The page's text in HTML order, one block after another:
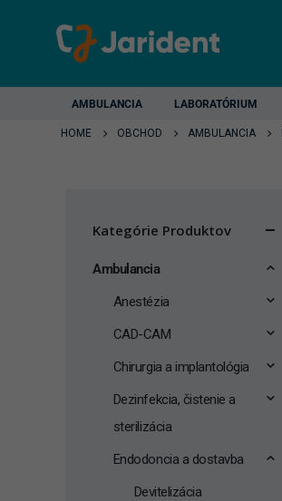
AMBULANCIA LABORATÓRIUM
HOME OBCHOD AMBULANCIA
Kategórie Produktov
Ambulancia
Anestézia
CAD-CAM
Chirurgia a implantológia
Dezinfekcia, čistenie a
sterilizácia
Endodoncia a dostavba
Devitelizácia